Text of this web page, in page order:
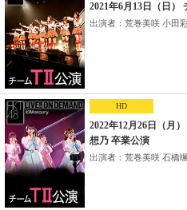
2021年6月13日（日
出演者：荒巻美咲 小田
HD
2022年12月26日（月
想乃 卒業公演
出演者：荒巻美咲 石橋